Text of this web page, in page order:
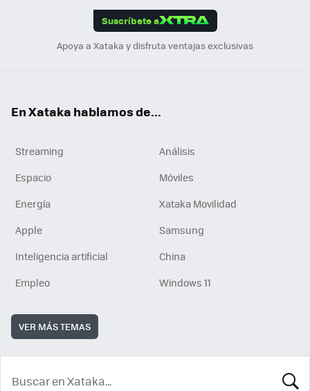
Suscríbete a
Apoya a Xataka y disfruta ventajas exclusivas
En Xataka hablamos de...
Streaming
Análisis
Espacio
Móviles
Energía
Xataka Movilidad
Apple
Samsung
Inteligencia artificial
China
Empleo
Windows 11
VER MÁS TEMAS